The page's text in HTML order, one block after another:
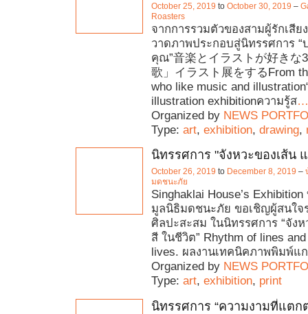
October 25, 2019 to October 30, 2019 –
Roasters
จากการรวมตัวของสามผู้รักเสีย
วาดภาพประกอบสู่นิทรรศการ “
คุณ”音楽とイラストが好きな
歌」イラスト展をするFrom
who like music and
illustration exhibitionความรู้ส…
Organized by NEWS
Type: art, exhibition, drawing,
นิทรรศการ "จังหวะของเส้น
October 26, 2019 to December 8, 2019 –
มดชนะภัย
Singhaklai House’s
มูลนิธิมดชนะภัย ขอเชิญผู้สนใจ
ศิลปะสะสม ในนิทรรศการ “จังห
สี ในชีวิต” Rhythm of lines
lives. ผลงานเทคนิคภาพพิมพ์แ
Organized by NEWS
Type: art, exhibition, print
นิทรรศการ “ความงามที่แตก